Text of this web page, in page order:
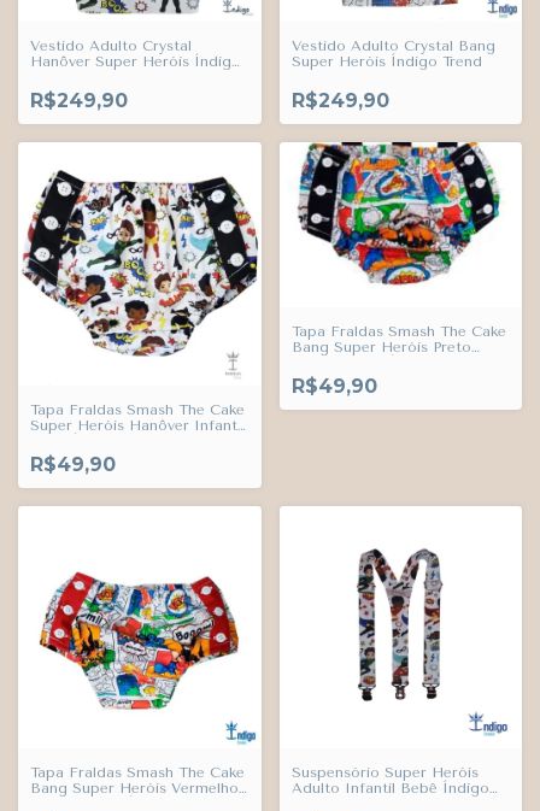
Vestido Adulto Crystal
Hanôver Super Heróis Índigo
R$249,90
Vestido Adulto Crystal Bang
Super Heróis Índigo Trend
R$249,90
Tapa Fraldas Smash The Cake
Super Heróis Hanôver Infantil
R$49,90
Tapa Fraldas Smash The Cake
Bang Super Heróis Preto
R$49,90
Tapa Fraldas Smash The Cake
Bang Super Heróis Vermelho
Suspensório Super Heróis
Adulto Infantil Bebê Índigo